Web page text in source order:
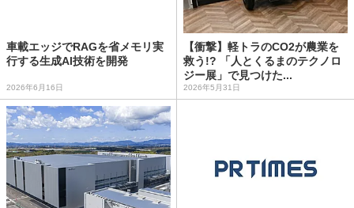
車載エッジでRAGを省メモリ実
行する生成AI技術を開発
2026年6月16日
【衝撃】軽トラのCO2が農業を
救う!? 「人とくるまのテクノロ
ジー展」で見つけた...
2026年5月31日